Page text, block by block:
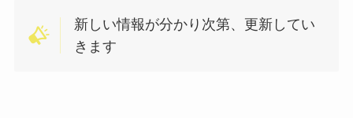
新しい情報が分かり次第、更新してい
きます